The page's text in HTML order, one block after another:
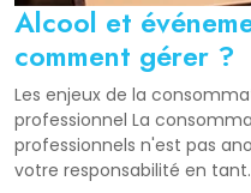
Alcool et
comment gérer ?
Les enjeux de la
professionnel La
professionnels n'est pas
votre responsabilité en